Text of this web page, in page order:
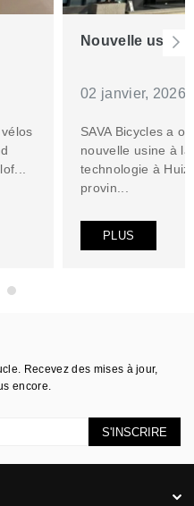
Nouvelle usine
02 janvier, 2026
SAVA Bicycles a
nouvelle usine à
technologie à
provin...
PLUS
Recevez des mises à jour,
encore.
S'INSCRIRE